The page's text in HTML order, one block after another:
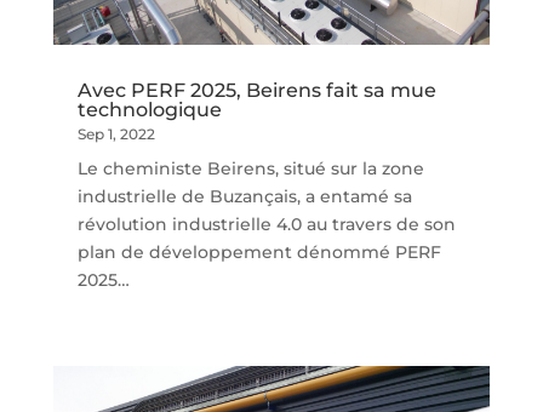
Avec PERF 2025, Beirens fait sa mue
technologique
Sep 1, 2022
Le cheministe Beirens, situé sur la zone
industrielle de Buzançais, a entamé sa
révolution industrielle 4.0 au travers de son
plan de développement dénommé PERF
2025…